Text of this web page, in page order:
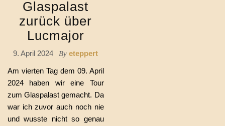
Glaspalast
zurück über
Lucmajor
9. April 2024 By eteppert
Am vierten Tag dem 09. April
2024 haben wir eine Tour
zum Glaspalast gemacht. Da
war ich zuvor auch noch nie
und wusste nicht so genau